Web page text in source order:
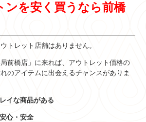
ンを安く買うなら前橋
トレット店舗はありません。
前橋店」に来れば、アウトレット価格の
のアイテムに出会えるチャンスがありま
イな商品がある
心・安全